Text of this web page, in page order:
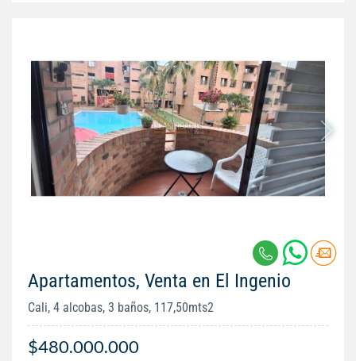
Apartamentos, Venta en El Ingenio
Cali, 4 alcobas, 3 baños, 117,50mts2
$480.000.000